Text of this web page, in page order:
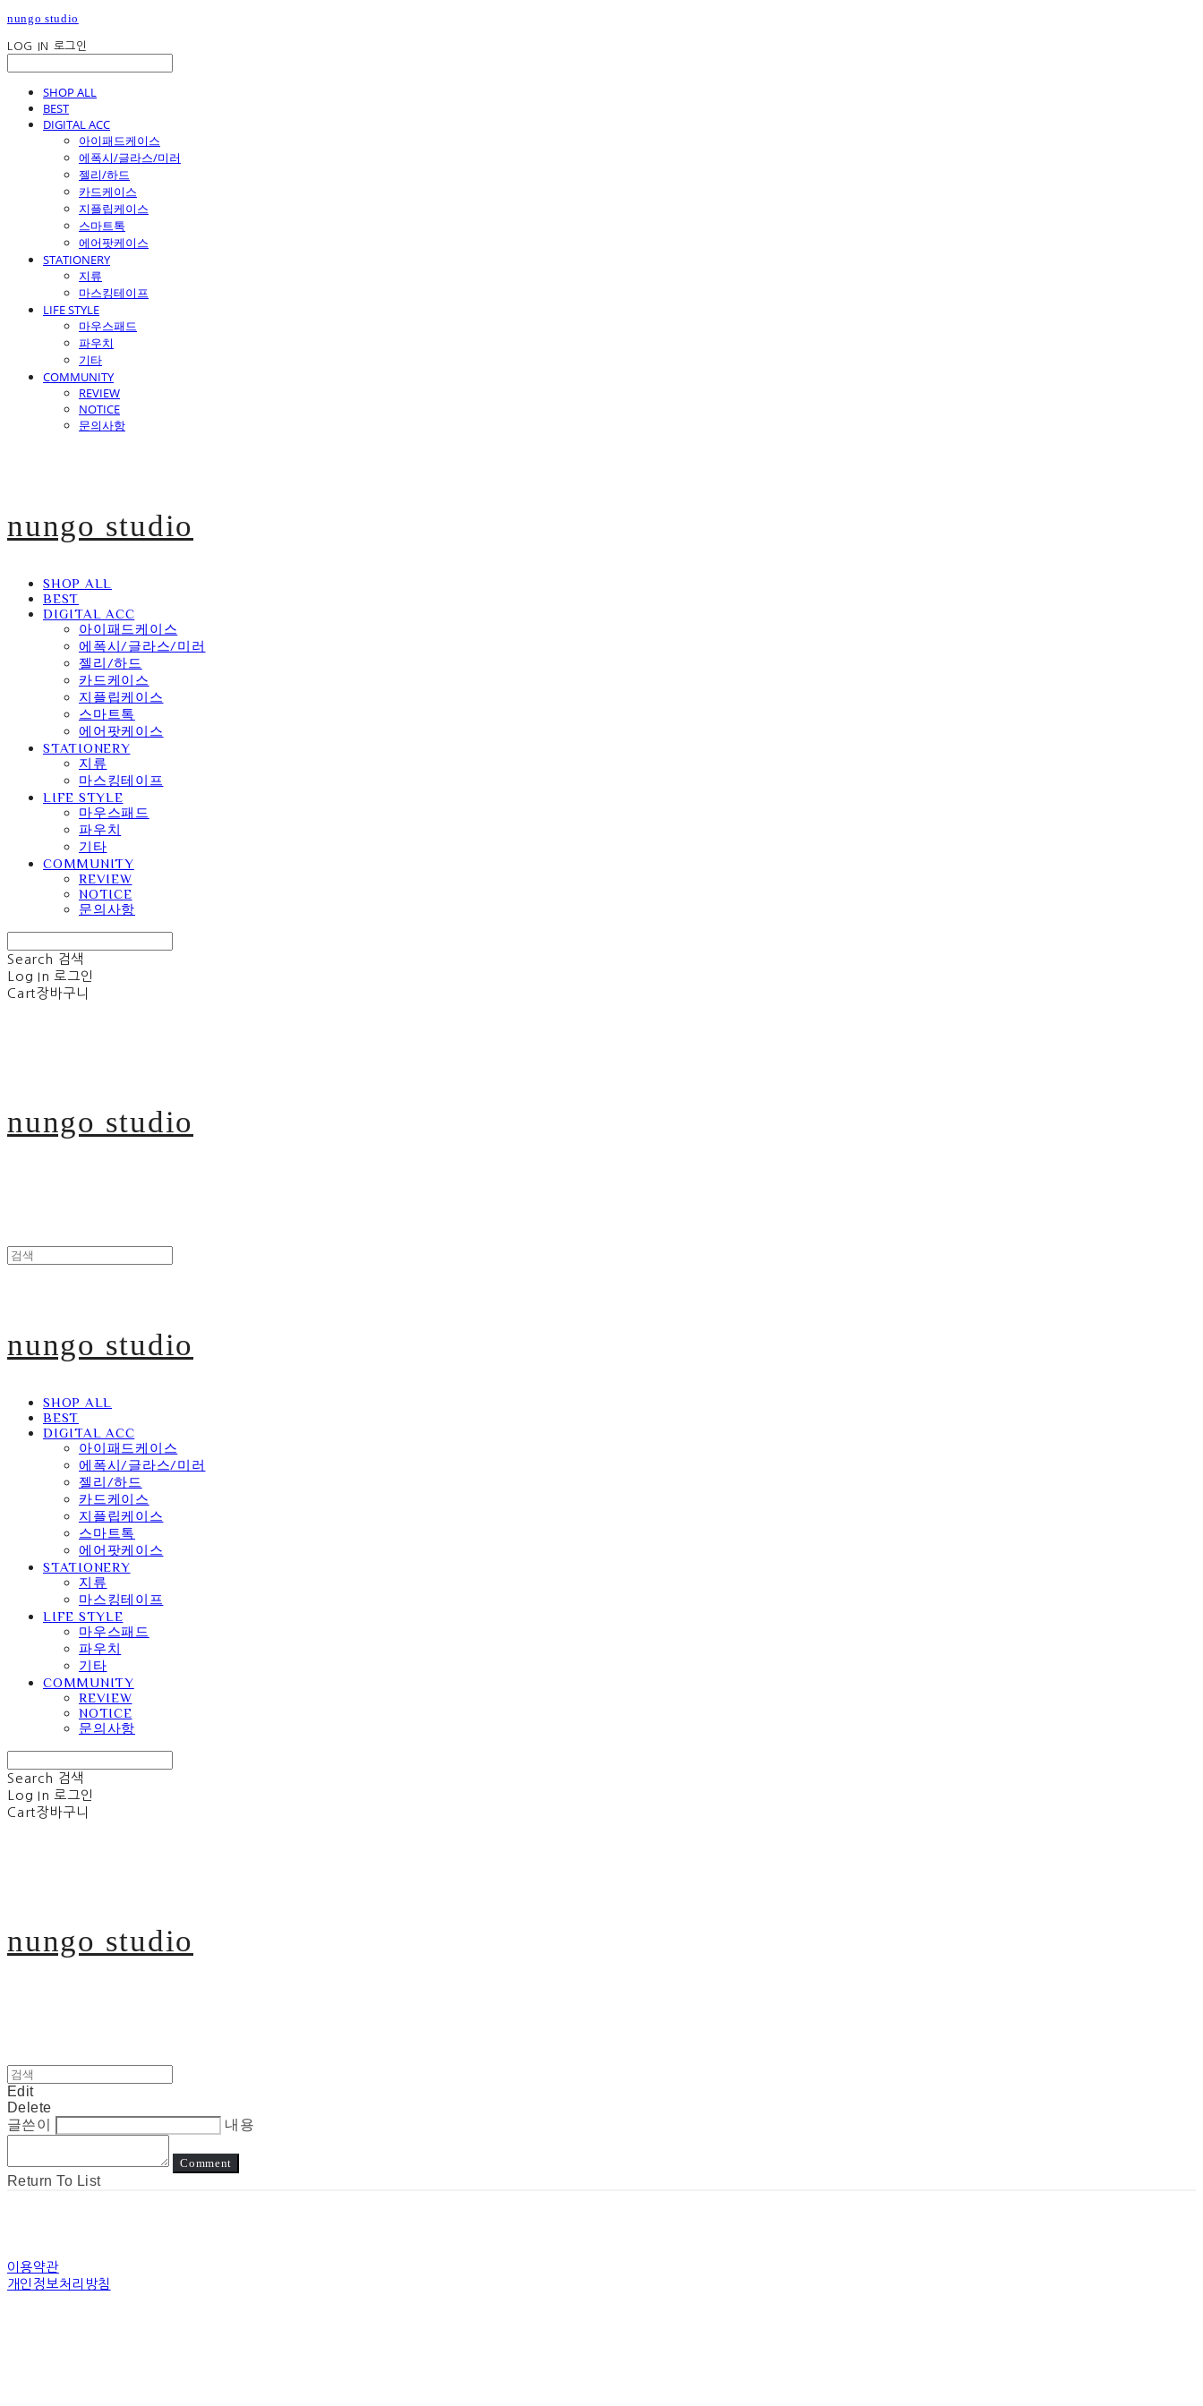
nungo studio
LOG IN 로그인
SHOP ALL
BEST
DIGITAL ACC
아이패드케이스
에폭시/글라스/미러
젤리/하드
카드케이스
지플립케이스
스마트톡
에어팟케이스
STATIONERY
지류
마스킹테이프
LIFE STYLE
마우스패드
파우치
기타
COMMUNITY
REVIEW
NOTICE
문의사항
nungo studio
SHOP ALL
BEST
DIGITAL ACC
아이패드케이스
에폭시/글라스/미러
젤리/하드
카드케이스
지플립케이스
스마트톡
에어팟케이스
STATIONERY
지류
마스킹테이프
LIFE STYLE
마우스패드
파우치
기타
COMMUNITY
REVIEW
NOTICE
문의사항
Search 검색
Log In 로그인
Cart장바구니
nungo studio
nungo studio
SHOP ALL
BEST
DIGITAL ACC
아이패드케이스
에폭시/글라스/미러
젤리/하드
카드케이스
지플립케이스
스마트톡
에어팟케이스
STATIONERY
지류
마스킹테이프
LIFE STYLE
마우스패드
파우치
기타
COMMUNITY
REVIEW
NOTICE
문의사항
Search 검색
Log In 로그인
Cart장바구니
nungo studio
Edit
Delete
글쓴이
내용
Comment
Return To List
이용약관
개인정보처리방침